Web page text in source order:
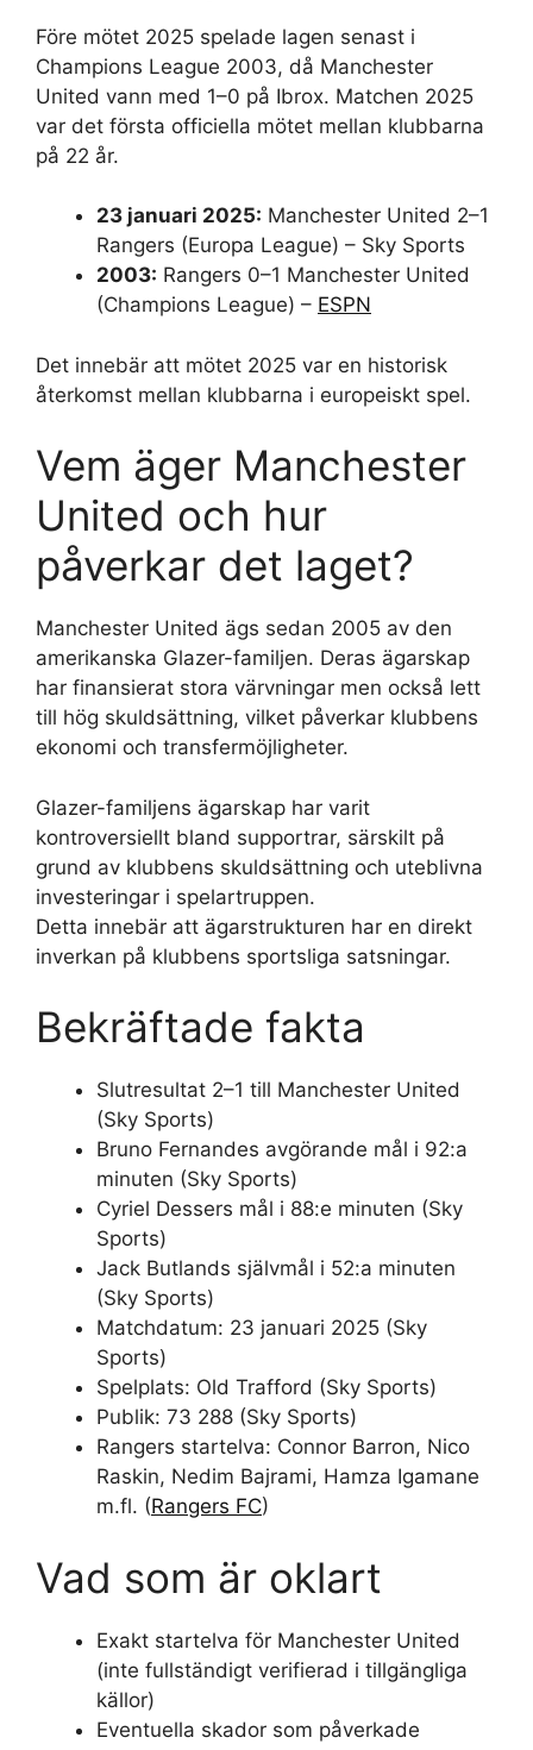
Före mötet 2025 spelade lagen senast i
Champions League 2003, då Manchester
United vann med 1–0 på Ibrox. Matchen 2025
var det första officiella mötet mellan klubbarna
på 22 år.
23 januari 2025: Manchester United 2–1
Rangers (Europa League) – Sky Sports
2003: Rangers 0–1 Manchester United
(Champions League) – ESPN
Det innebär att mötet 2025 var en historisk
återkomst mellan klubbarna i europeiskt spel.
Vem äger Manchester
United och hur
påverkar det laget?
Manchester United ägs sedan 2005 av den
amerikanska Glazer-familjen. Deras ägarskap
har finansierat stora värvningar men också lett
till hög skuldsättning, vilket påverkar klubbens
ekonomi och transfermöjligheter.
Glazer-familjens ägarskap har varit
kontroversiellt bland supportrar, särskilt på
grund av klubbens skuldsättning och uteblivna
investeringar i spelartruppen.
Detta innebär att ägarstrukturen har en direkt
inverkan på klubbens sportsliga satsningar.
Bekräftade fakta
Slutresultat 2–1 till Manchester United
(Sky Sports)
Bruno Fernandes avgörande mål i 92:a
minuten (Sky Sports)
Cyriel Dessers mål i 88:e minuten (Sky
Sports)
Jack Butlands självmål i 52:a minuten
(Sky Sports)
Matchdatum: 23 januari 2025 (Sky
Sports)
Spelplats: Old Trafford (Sky Sports)
Publik: 73 288 (Sky Sports)
Rangers startelva: Connor Barron, Nico
Raskin, Nedim Bajrami, Hamza Igamane
m.fl. (Rangers FC)
Vad som är oklart
Exakt startelva för Manchester United
(inte fullständigt verifierad i tillgängliga
källor)
Eventuella skador som påverkade